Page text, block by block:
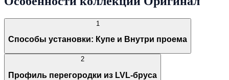
1
Способы установки: Купе и Внутри проема
2
Профиль перегородки из LVL-бруса